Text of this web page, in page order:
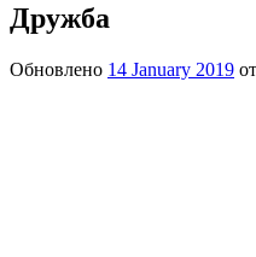
Дружба
Обновлено 14 January 2019 от